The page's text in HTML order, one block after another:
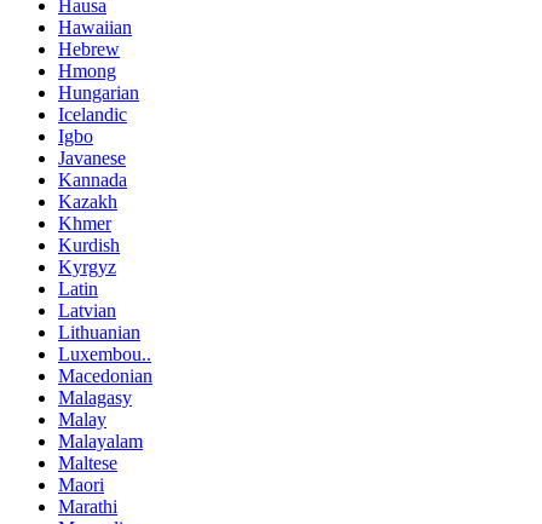
Hausa
Hawaiian
Hebrew
Hmong
Hungarian
Icelandic
Igbo
Javanese
Kannada
Kazakh
Khmer
Kurdish
Kyrgyz
Latin
Latvian
Lithuanian
Luxembou..
Macedonian
Malagasy
Malay
Malayalam
Maltese
Maori
Marathi